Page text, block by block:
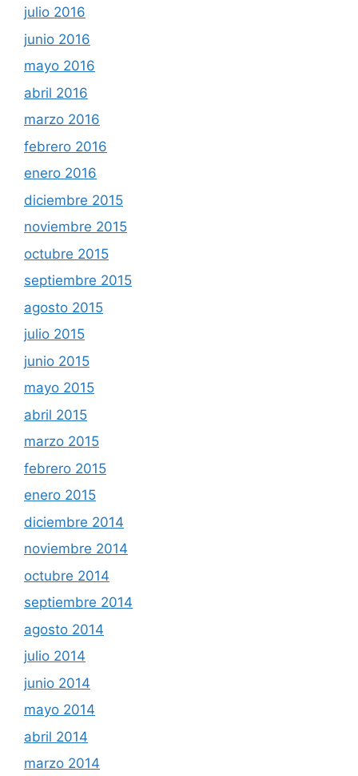
julio 2016
junio 2016
mayo 2016
abril 2016
marzo 2016
febrero 2016
enero 2016
diciembre 2015
noviembre 2015
octubre 2015
septiembre 2015
agosto 2015
julio 2015
junio 2015
mayo 2015
abril 2015
marzo 2015
febrero 2015
enero 2015
diciembre 2014
noviembre 2014
octubre 2014
septiembre 2014
agosto 2014
julio 2014
junio 2014
mayo 2014
abril 2014
marzo 2014